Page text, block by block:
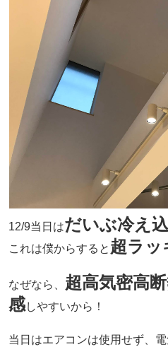
12/9当日はだいぶ冷え
これは僕からすると 超ラッ
なぜなら、 超高気密高
感しやすいから！
当日はエアコンは使用せず、